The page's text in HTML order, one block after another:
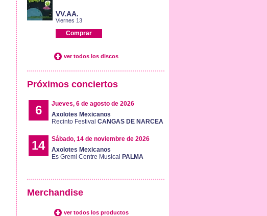
VV.AA.
Viernes 13
Comprar
ver todos los discos
Próximos conciertos
6
Jueves, 6 de agosto de 2026
Axolotes Mexicanos
Recinto Festival CANGAS DE NARCEA
14
Sábado, 14 de noviembre de 2026
Axolotes Mexicanos
Es Gremi Centre Musical PALMA
Merchandise
ver todos los productos